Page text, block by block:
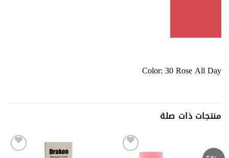
Color:30 Rose All Day
منتجات ذات صلة